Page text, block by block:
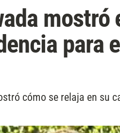
mostró
para
cómo se relaja en su